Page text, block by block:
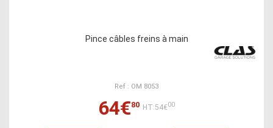
Pince câbles freins à main
Ref : OM 8053
64€80 HT:54€00